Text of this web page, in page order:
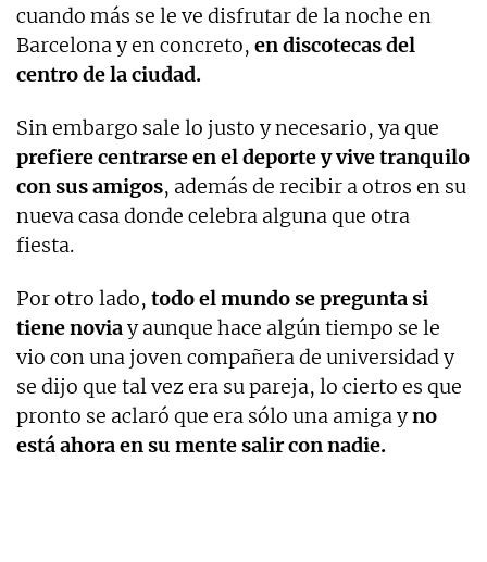
cuando más se le ve disfrutar de la noche en
Barcelona y en concreto, en discotecas del
centro de la ciudad.
Sin embargo sale lo justo y necesario, ya que
prefiere centrarse en el deporte y vive tranquilo
con sus amigos, además de recibir a otros en su
nueva casa donde celebra alguna que otra
fiesta.
Por otro lado, todo el mundo se pregunta si
tiene noviay aunque hace algún tiempo se le
vio con una joven compañera de universidad y
se dijo que tal vez era su pareja, lo cierto es que
pronto se aclaró que era sólo una amiga yno
está ahora en su mente salir con nadie.